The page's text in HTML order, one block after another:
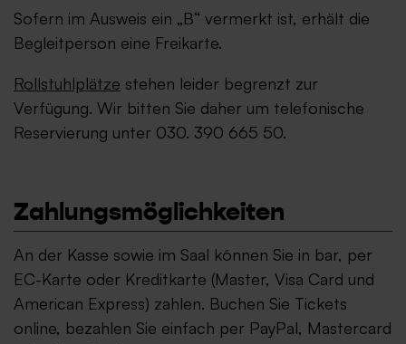
Sofern im Ausweis ein „B“ vermerkt ist, erhält die
Begleitperson eine Freikarte.
Rollstuhlplätze stehen leider begrenzt zur
Verfügung. Wir bitten Sie daher um telefonische
Reservierung unter 030. 390 665 50.
Zahlungsmöglichkeiten
An der Kasse sowie im Saal können Sie in bar, per
EC-Karte oder Kreditkarte (Master, Visa Card und
American Express) zahlen. Buchen Sie Tickets
online, bezahlen Sie einfach per PayPal, Mastercard